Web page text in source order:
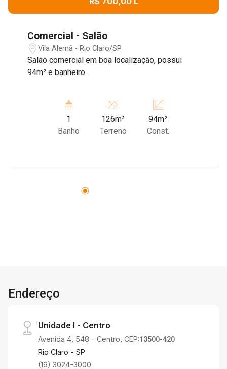
Comercial - Salão
Vila Alemã - Rio Claro/SP
Salão comercial em boa localização, possui
94m² e banheiro.
1
Banho
126m²
Terreno
94m²
Const.
Endereço
Unidade I - Centro
Avenida 4, 548 - Centro, CEP:13500-420
Rio Claro - SP
(19) 3024-3000